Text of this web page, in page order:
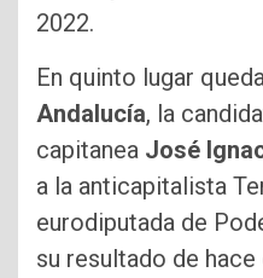
2022.
En quinto lugar
Andalucía, la
capitanea José
a la anticapitalista
eurodiputada de
su resultado de